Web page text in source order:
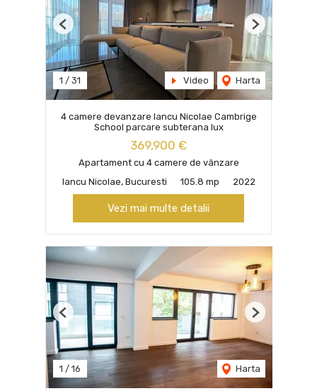
1 / 31 Video Harta
Previous Next
4 camere devanzare Iancu Nicolae Cambrige
School parcare subterana lux
369,900 €
Apartament cu 4 camere de vânzare
Iancu Nicolae, Bucuresti
105.8 mp 2022
Vezi mai multe detalii
1 / 16 Harta
Previous Next